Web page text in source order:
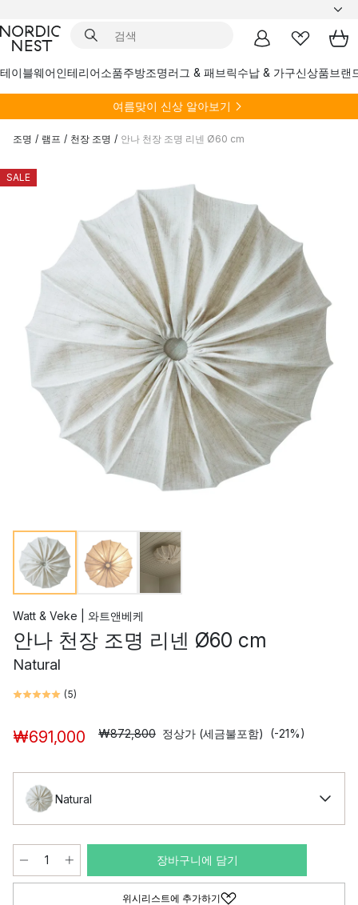
테이블웨어인테리어소품주방조명러그 & 패브릭수납 & 가구신상품브랜
여름맞이 신상 알아보기
조명 / 램프 / 천장 조명 / 안나 천장 조명 리넨 Ø60 cm
SALE
Watt & Veke | 와트앤베케
안나 천장 조명 리넨 Ø60 cm
Natural
(5)
₩691,000 ₩872,800 정상가 (세금불포함) (-21%)
Natural
장바구니에 담기
위시리스트에 추가하기